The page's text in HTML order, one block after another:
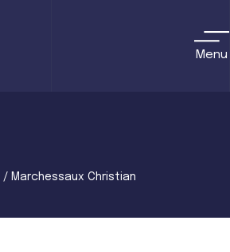
Menu
/ Marchessaux Christian